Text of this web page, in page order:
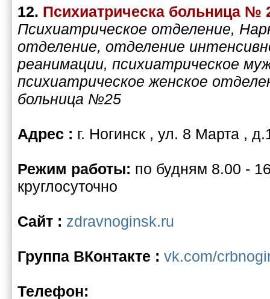
12. Психиатрическа больница №
Психиатрическое отделение,
отделение, отделение
реанимации, психиатрическое
психиатрическое женское
больница №25
Адрес : г. Ногинск , ул. 8 Марта ,
Режим работы: по будням 8.00 -
круглосуточно
Сайт : zdravnoginsk.ru
Группа ВКонтакте : vk.com/
Телефон: